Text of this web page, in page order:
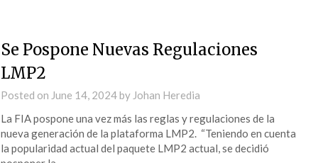
Se Pospone Nuevas Regulaciones
LMP2
Posted on June 14, 2024by Johan Heredia
La FIA pospone una vez más las reglas y regulaciones de la
nueva generación de la plataforma LMP2. “Teniendo en cuenta
la popularidad actual del paquete LMP2 actual, se decidió